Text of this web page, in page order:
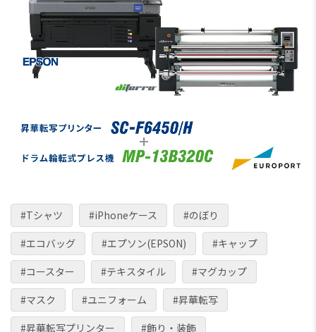
#Tシャツ #iPhoneケース
#のぼり
#エコバッグ
#エプソン(EPSON)
#キャップ
#コースター
#テキスタイル
#マグカップ
#マスク
#ユニフォーム
#昇華転写
#昇華転写プリンター
#飾り・装飾